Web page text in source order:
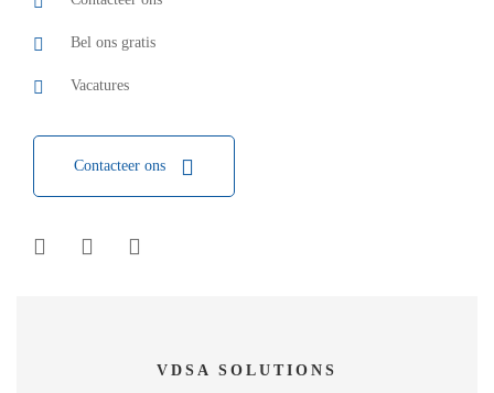
Bel ons gratis
Vacatures
Contacteer ons
VDSA SOLUTIONS